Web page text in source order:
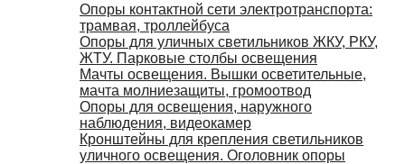
Опоры контактной сети электротранспорта:
трамвая, троллейбуса
Опоры для уличных светильников ЖКУ, РКУ,
ЖТУ. Парковые столбы освещения
Мачты освещения. Вышки осветительные,
мачта молниезащиты, громоотвод
Опоры для освещения, наружного
наблюдения, видеокамер
Кронштейны для крепления светильников
уличного освещения. Оголовник опоры